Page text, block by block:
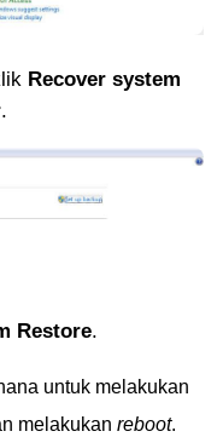
Recover system
.
Restore.
untuk melakukan
melakukan reboot.